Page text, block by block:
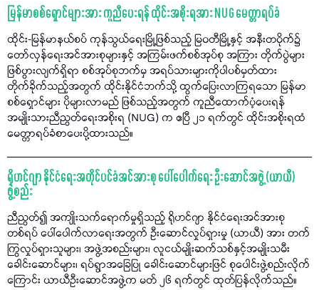
မြန်မာစစ်ရှောင်များအား ကူညီပေးရန် ထိုင်းအစိုးရအား NUG မေတ္တာရပ်ခံ
ထိုင်း-မြန်မာနယ်စပ် ကုန်သွယ်ရေးမြို့ဖြစ်သည့် မြဝတီမြို့နှင့် အနီးတဝိုက်၌
တော်လှန်ရေးအင်အားစုများနှင့် အကြမ်းဖက်စစ်အုပ်စု အကြား တိုက်ပွဲများ
ဖြစ်ပွားလျက်ရှိရာ စစ်အုပ်စုဘက်မှ အရပ်သားများကိုပါပစ်မှတ်ထား
တိုက်ခိုက်သည့်အတွက် ထိုင်းနိုင်ငံဘက်သို့ ထွက်ပြေးလာကြရသော မြန်မာ
စစ်ရှောင်များ ပိုများလာမည် ဖြစ်သည့်အတွက် ကူညီထောက်ပံ့ပေးရန်
အမျိုးသားညီညွတ်ရေးအစိုးရ (NUG) က ဧပြီ ၂၁ ရက်တွင် ထိုင်းအစိုးရထံ
မေတ္တာရပ်ခံစာပေးပို့ထားသည်။
ရိုဟင်ဂျာ နိုင်ငံရေးအတိုင်ပင်ခံအင်အားစု ပေါ်ပေါက်ရေး ဦးဆောင်အဖွဲ့ (ယာယီ)
ဖွဲ့စည်း
ညီညွတ်၍ အကျိုးသက်ရောက်မှုရှိသည့် ရိုဟင်ဂျာ နိုင်ငံရေးအင်အားစု
တစ်ရပ် ပေါ်ပေါက်လာရေးအတွက် ဦးဆောင်လှုပ်ရှားမှု (ယာယီ) အား တက်
ကြွလှုပ်ရှားသူများ၊ အဖွဲ့အစည်းများ၊ လူငယ်မျိုးဆက်သစ်နှင့်အမျိုးသမီး
ခေါင်းဆောင်များ၊ ရပ်ရွာအခြေပြု ခေါင်းဆောင်များဖြင် စုပေါင်းဖွဲ့စည်းလိုက်
ကြောင်း ယာယီဦးဆောင်အဖွဲ့က မတ် ၂၆ ရက်တွင် ထုတ်ပြန်လိုက်သည်။